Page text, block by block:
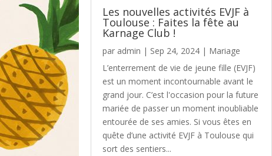
Les nouvelles activités EVJF à
Toulouse : Faites la fête au
Karnage Club !
par admin | Sep 24, 2024 | Mariage
L’enterrement de vie de jeune fille (EVJF)
est un moment incontournable avant le
grand jour. C’est l'occasion pour la future
mariée de passer un moment inoubliable
entourée de ses amies. Si vous êtes en
quête d’une activité EVJF à Toulouse qui
sort des sentiers...